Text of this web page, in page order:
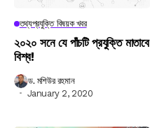
তথ্যপ্রযুক্তি বিষয়ক খবর
২০২০ সনে যে পাঁচটি প্রযুক্তি মাতাবে
বিশ্ব!
ড. মশিউর রহমান
January 2, 2020